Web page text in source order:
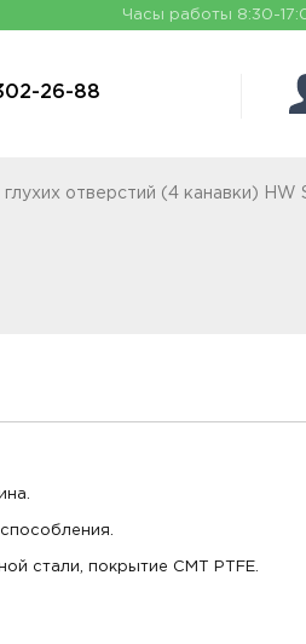
Часы работы 8:30-
26-88
отверстий (4 канавки) HW
стали, покрытие СМТ PTFE.